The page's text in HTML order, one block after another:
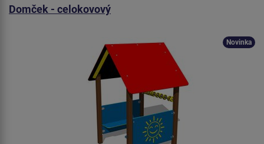
Domček - celokovový
Novinka